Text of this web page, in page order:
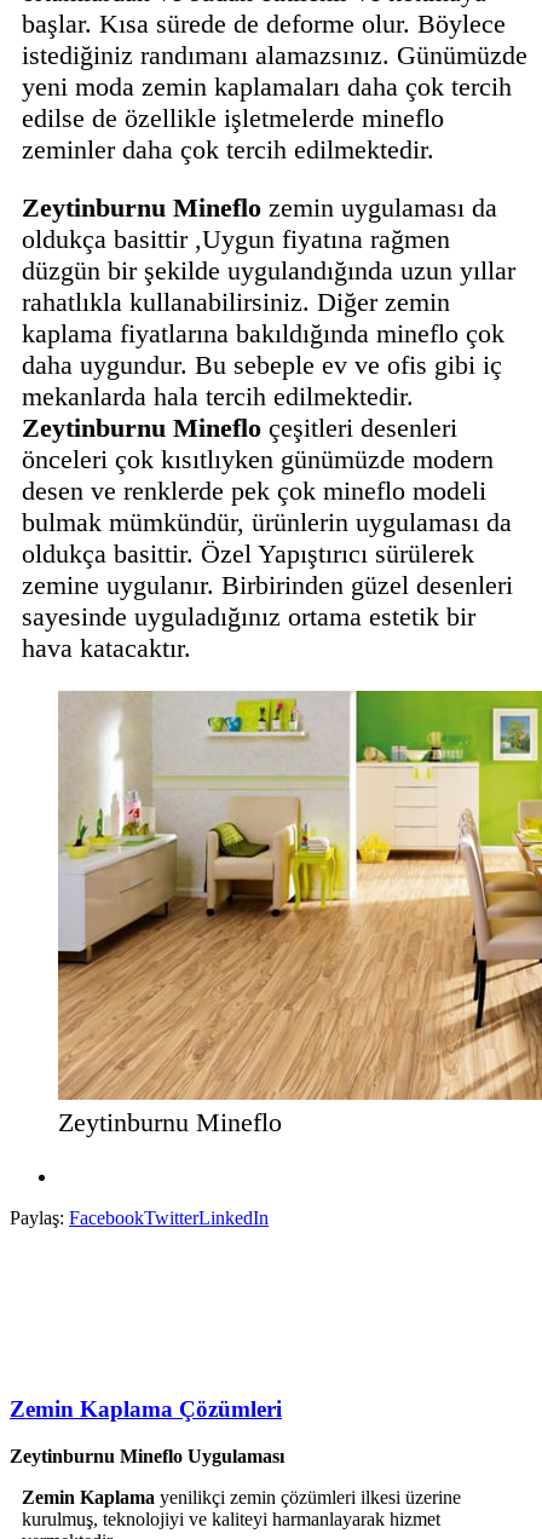
başlar. Kısa sürede de deforme olur. Böylece
istediğiniz randımanı alamazsınız. Günümüzde
yeni moda zemin kaplamaları daha çok tercih
edilse de özellikle işletmelerde mineflo
zeminler daha çok tercih edilmektedir.
Zeytinburnu Mineflo zemin uygulaması da
oldukça basittir ,Uygun fiyatına rağmen
düzgün bir şekilde uygulandığında uzun yıllar
rahatlıkla kullanabilirsiniz. Diğer zemin
kaplama fiyatlarına bakıldığında mineflo çok
daha uygundur. Bu sebeple ev ve ofis gibi iç
mekanlarda hala tercih edilmektedir.
Zeytinburnu Mineflo çeşitleri desenleri
önceleri çok kısıtlıyken günümüzde modern
desen ve renklerde pek çok mineflo modeli
bulmak mümkündür, ürünlerin uygulaması da
oldukça basittir. Özel Yapıştırıcı sürülerek
zemine uygulanır. Birbirinden güzel desenleri
sayesinde uyguladığınız ortama estetik bir
hava katacaktır.
Zeytinburnu Mineflo
Paylaş: FacebookTwitterLinkedIn
Zemin Kaplama Çözümleri
Zeytinburnu Mineflo Uygulaması
Zemin Kaplama yenilikçi zemin çözümleri ilkesi üzerine
kurulmuş, teknolojiyi ve kaliteyi harmanlayarak hizmet